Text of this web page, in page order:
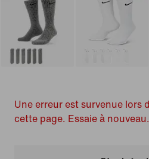
Une erreur est survenue lors
cette page. Essaie à nouveau.